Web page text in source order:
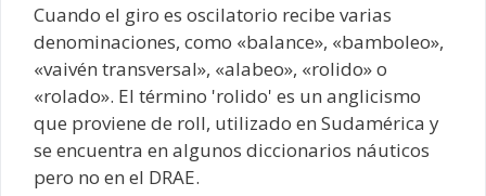
Cuando el giro es oscilatorio recibe varias
denominaciones, como «balance», «bamboleo»,
«vaivén transversal», «alabeo», «rolido» o
«rolado». El término 'rolido' es un anglicismo
que proviene de roll, utilizado en Sudamérica y
se encuentra en algunos diccionarios náuticos
pero no en el DRAE.